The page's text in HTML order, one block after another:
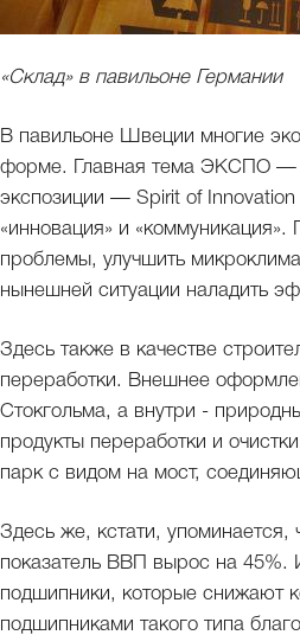
«Склад» в павильоне Германии
В павильоне Швеции многие
форме. Главная тема ЭКСПО —
экспозиции — Spirit of Innovation
«инновация» и
проблемы, улучшить
нынешней ситуации наладить
Здесь также в качестве
переработки. Внешнее
Стокгольма, а внутри -
продукты переработки и
парк с видом на мост,
Здесь же, кстати,
показатель ВВП вырос на 45%.
подшипники, которые снижают
подшипниками такого типа